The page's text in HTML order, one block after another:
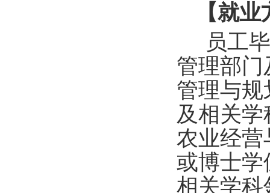
【就
员工
管理部
管理与
及相关
农业经营
或博士学
相关学科